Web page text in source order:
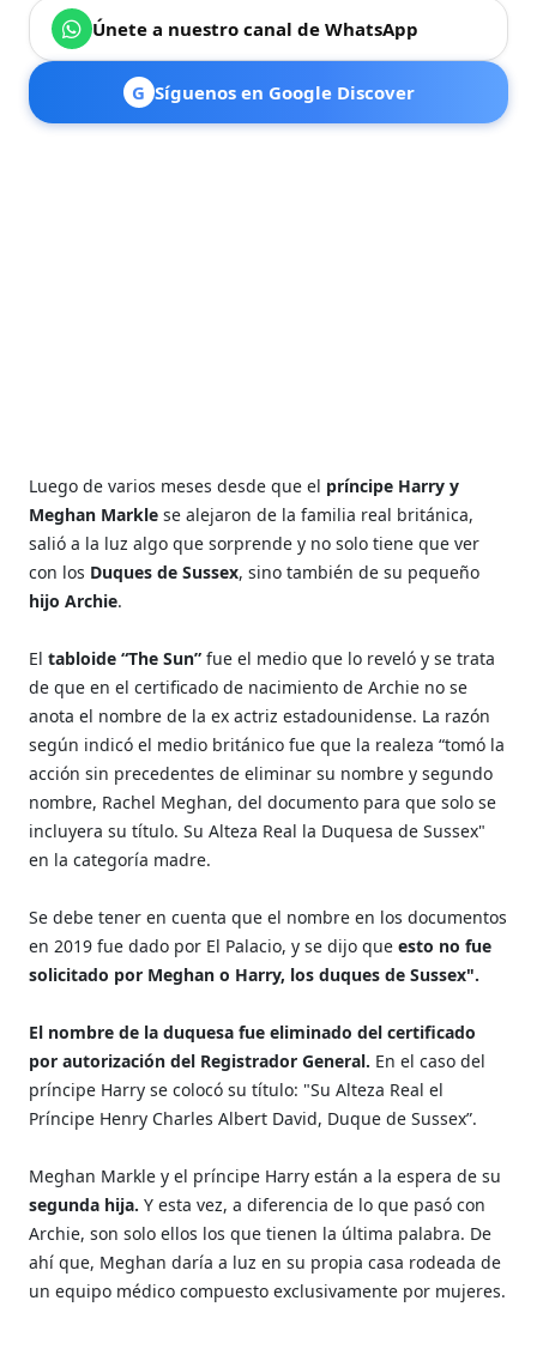
Únete a nuestro canal de WhatsApp
G Síguenos en Google Discover
Luego de varios meses desde que el príncipe Harry y
Meghan Marklese alejaron de la familia real británica,
salió a la luz algo que sorprende y no solo tiene que ver
con los Duques de Sussex, sino también de su pequeño
hijo Archie.
Eltabloide “The Sun” fue el medio que lo reveló y se trata
de que en el certificado de nacimiento de Archie no se
anota el nombre de la ex actriz estadounidense. La razón
según indicó el medio británico fue que la realeza “tomó la
acción sin precedentes de eliminar su nombre y segundo
nombre, Rachel Meghan, del documento para que solo se
incluyera su título. Su Alteza Real la Duquesa de Sussex"
en la categoría madre.
Se debe tener en cuenta que el nombre en los documentos
en 2019 fue dado por El Palacio, y se dijo queesto no fue
solicitado por Meghan o Harry, los duques de Sussex".
El nombre de la duquesa fue eliminado del certificado
por autorización del Registrador General. En el caso del
príncipe Harry se colocó su título: "Su Alteza Real el
Príncipe Henry Charles Albert David, Duque de Sussex”.
Meghan Markle y el príncipe Harry están a la espera de su
segunda hija. Y esta vez, a diferencia de lo que pasó con
Archie, son solo ellos los que tienen la última palabra. De
ahí que, Meghan daría a luz en su propia casa rodeada de
un equipo médico compuesto exclusivamente por mujeres.